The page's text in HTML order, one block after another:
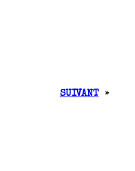
SUIVANT »